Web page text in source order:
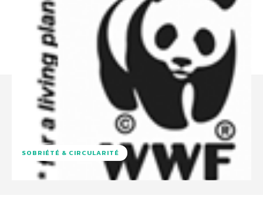
SOBRIÉTÉ & CIRCULARITÉ